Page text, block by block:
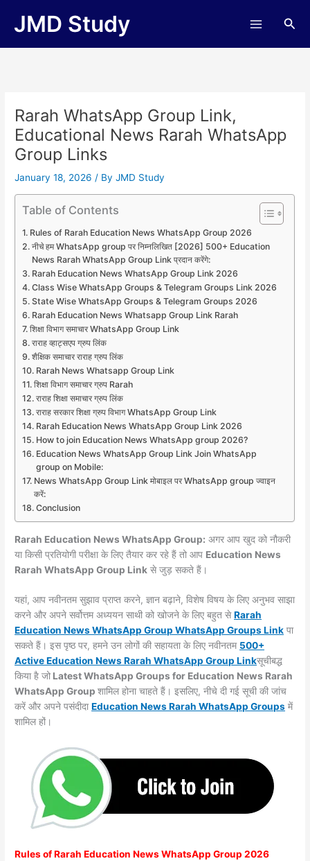
JMD Study
Rarah WhatsApp Group Link,
Educational News Rarah WhatsApp
Group Links
January 18, 2026/ ByJMD Study
Table of Contents
Rules of Rarah Education News WhatsApp Group 2026
नीचे हम WhatsApp group पर निम्नलिखित [2026] 500+ Education
News Rarah WhatsApp Group Link प्रदान करेंगे:
Rarah Education News WhatsApp Group Link 2026
Class Wise WhatsApp Groups & Telegram Groups Link 2026
State Wise WhatsApp Groups & Telegram Groups 2026
Rarah Education News Whatsapp Group Link Rarah
शिक्षा विभाग समाचार WhatsApp Group Link
राराह व्हाट्सएप ग्रुप लिंक
शैक्षिक समाचार राराह ग्रुप लिंक
Rarah News Whatsapp Group Link
शिक्षा विभाग समाचार ग्रुप Rarah
राराह शिक्षा समाचार ग्रुप लिंक
राराह सरकार शिक्षा ग्रुप विभाग WhatsApp Group Link
Rarah Education News WhatsApp Group Link 2026
How to join Education News WhatsApp group 2026?
Education News WhatsApp Group Link Join WhatsApp
group on Mobile:
News WhatsApp Group Link मोबाइल पर WhatsApp group ज्वाइन
करें:
Conclusion
Rarah Education News WhatsApp Group: अगर आप खुद को नौकरी
या किसी प्रतियोगी परीक्षा के लिए तैयार कर रहे हैं तो आप Education News
Rarah WhatsApp Group Link से जुड़ सकते हैं।
यहां, आप नवीनतम सुझाव प्राप्त करने, ज्ञान बढ़ाने, विशेष विषय के लिए अनुभव साझा
करने और अपने सर्वोत्तम अध्ययन साथी को खोजने के लिए बहुत सेRarah
Education News WhatsApp Group WhatsApp GroupsLink पा
सकते हैं। इस पृष्ठ पर, हमने उन लोगों की सहायता के लिए नवीनतम 500+
Active Education News Rarah WhatsApp Group Linkसूचीबद्ध
किया है जो Latest WhatsApp Groups for Education News Rarah
WhatsApp Groupशामिल होना चाहते हैं। इसलिए, नीचे दी गई सूची की जांच
करें और अपने पसंदीदाEducation News Rarah WhatsAppGroups में
शामिल हों।
Rules ofRarahEducation News WhatsApp Group 2026